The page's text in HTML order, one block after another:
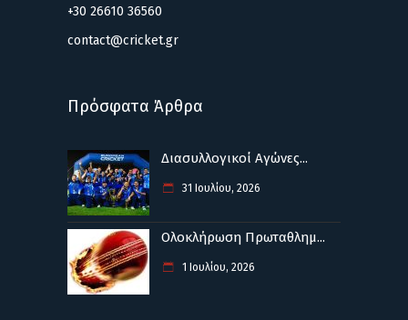
+30 26610 36560
contact@cricket.gr
Πρόσφατα Άρθρα
Διασυλλογικοί Αγώνες...
31 Ιουλίου, 2026
Ολοκλήρωση Πρωταθλημ...
1 Ιουλίου, 2026